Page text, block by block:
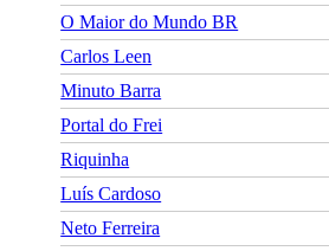
O Maior do Mundo BR
Carlos Leen
Minuto Barra
Portal do Frei
Riquinha
Luís Cardoso
Neto Ferreira